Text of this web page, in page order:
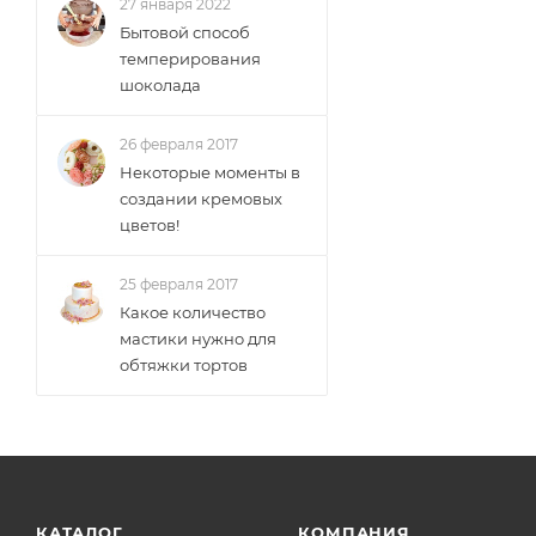
27 января 2022
Бытовой способ
темперирования
шоколада
26 февраля 2017
Некоторые моменты в
создании кремовых
цветов!
25 февраля 2017
Какое количество
мастики нужно для
обтяжки тортов